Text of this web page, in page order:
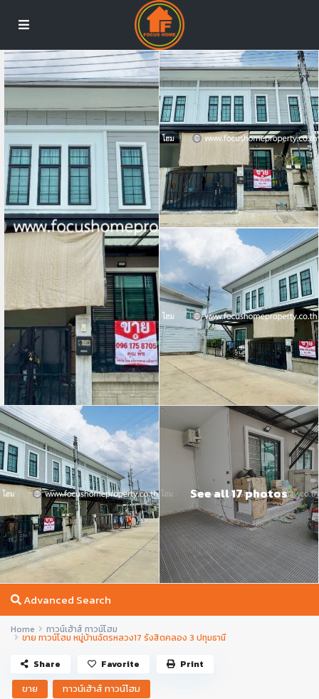
See all 17 photos
Advanced Search
Home ทาวน์เฮ้าส์ ทาวน์โฮม
ขาย ทาวน์โฮม หมู่บ้านฉัตรหลวง17 รังสิตคลอง 3 ปทุมธานี
ขาย ทาวน์เฮ้าส์ ทาวน์โฮม
Share Favorite Print